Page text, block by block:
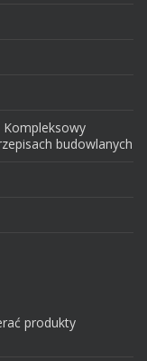
Kompleksowy
budowlanych
produkty